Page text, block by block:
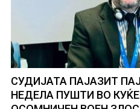
СУДИЈАТА ПАЈАЗИТ
НЕДЕЛА ПУШТИ ВО